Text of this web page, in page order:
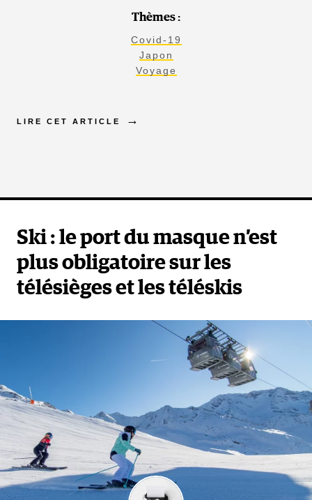
Thèmes :
Covid-19
Japon
Voyage
LIRE CET ARTICLE
Ski : le port du masque n’est
plus obligatoire sur les
télésièges et les téléskis